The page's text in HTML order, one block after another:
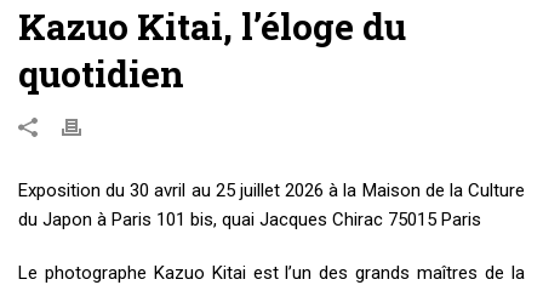
Kazuo Kitai, l’éloge du
quotidien
Exposition du 30 avril au 25 juillet 2026 à la Maison de la Culture
du Japon à Paris 101 bis, quai Jacques Chirac 75015 Paris
Le photographe Kazuo Kitai est l’un des grands maîtres de la